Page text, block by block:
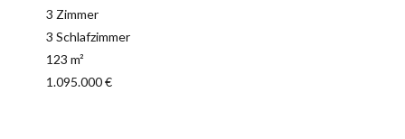
3 Zimmer
3 Schlafzimmer
123 m²
1.095.000 €